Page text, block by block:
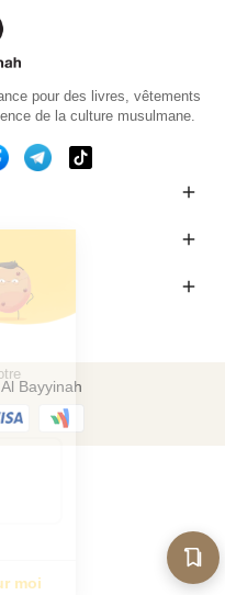
pour des livres, vêtements
de la culture musulmane.



Bayyinah